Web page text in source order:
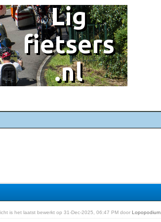
is het laatst bewerkt op 31-Dec-2025, 06:47 PM doorLopopodium